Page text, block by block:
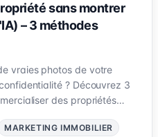
sans montrer
– 3 méthodes
vraies photos de votre
? Découvrez 3
des propriétés
et attirez des acheteurs
MARKETING IMMOBILIER